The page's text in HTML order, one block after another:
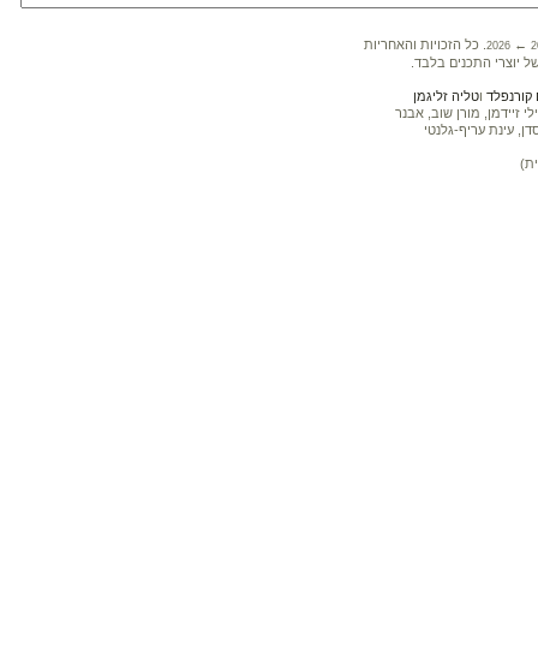
2026 ←
. כל הזכויות והאחריות
יוצרי התכנים בלבד.
וטליה זליגמן
זיידמן, מורן שוב, אבנר
עינת עריף-גלנטי